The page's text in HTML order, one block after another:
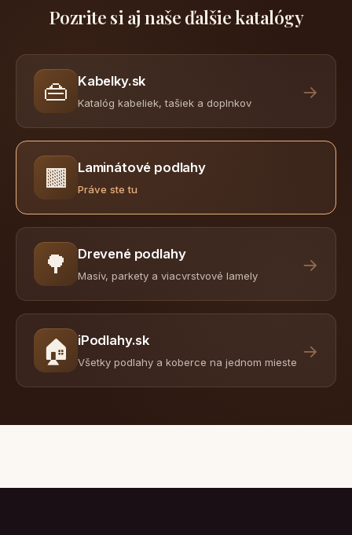
Pozrite si aj naše ďalšie katalógy
👜 Kabelky.sk
Katalóg kabeliek, tašiek a doplnkov
→
🟫 Laminátové podlahy
Práve ste tu
🌳 Drevené podlahy
Masív, parkety a viacvrstvové lamely
→
🏠 iPodlahy.sk
Všetky podlahy a koberce na jednom mieste
→